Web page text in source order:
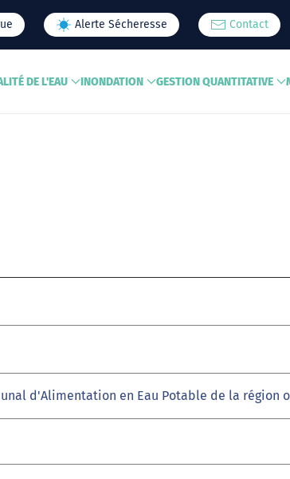
Alerte Sécheresse Contact
DE L'EAU INONDATION GESTION QUANTITATIVE
d'Alimentation en Eau Potable de la région